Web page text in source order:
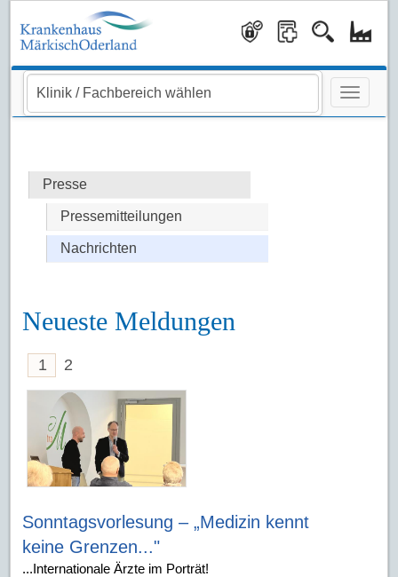
Presse
Pressemitteilungen
Nachrichten
Neueste Meldungen
1 2
Sonntagsvorlesung – „Medizin kennt
keine Grenzen..."
...Internationale Ärzte im Porträt!